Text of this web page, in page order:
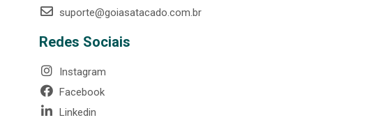
suporte@goiasatacado.com.br
Redes Sociais
Instagram
Facebook
Linkedin